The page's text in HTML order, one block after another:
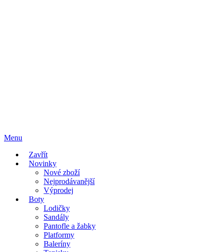
Menu
Zavřít
Novinky
Nové zboží
Nejprodávanější
Výprodej
Boty
Lodičky
Sandály
Pantofle a žabky
Platformy
Baleríny